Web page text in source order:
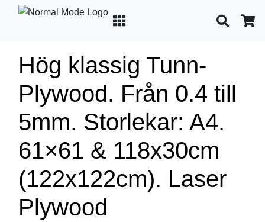
Laser plywood
Produkt beskrivningar
Flygplansplywood
Mahogany GRADA
Hög klassig Tunn-
Plywood. Från 0.4 till
5mm. Storlekar: A4.
61×61 & 118x30cm
(122x122cm). Laser
Plywood